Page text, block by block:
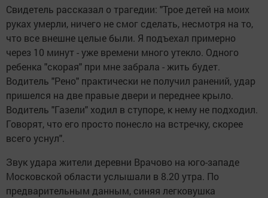
Свидетель рассказал о трагедии: "Трое детей на моих
руках умерли, ничего не смог сделать, несмотря на то,
что все внешне целые были. Я подъехал примерно
через 10 минут - уже времени много утекло. Одного
ребенка "скорая" при мне забрала - жить будет.
Водитель "Рено" практически не получил ранений, удар
пришелся на две правые двери и переднее крыло.
Водитель "Газели" ходил в ступоре, к нему не подходил.
Говорят, что его просто понесло на встречку, скорее
всего уснул".
Звук удара жители деревни Врачово на юго-западе
Московской области услышали в 8.20 утра. По
предварительным данным, синяя легковушка